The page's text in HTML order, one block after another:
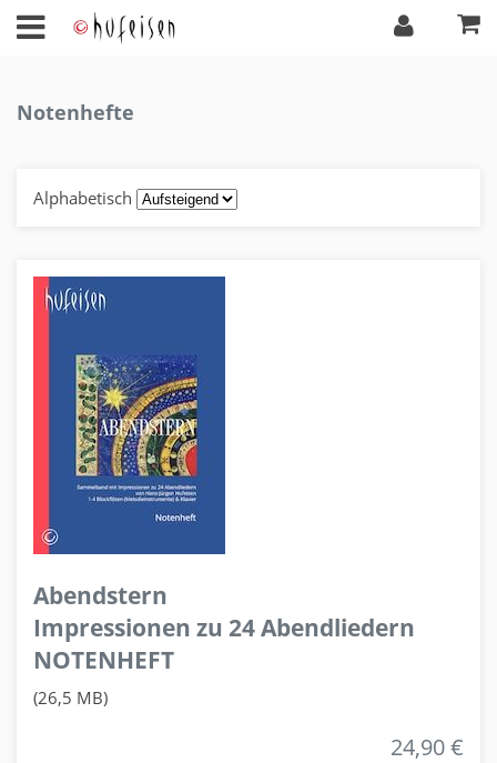
Notenhefte
Alphabetisch
Abendstern
Impressionen zu 24 Abendliedern
NOTENHEFT
(26,5 MB)
24,90 €